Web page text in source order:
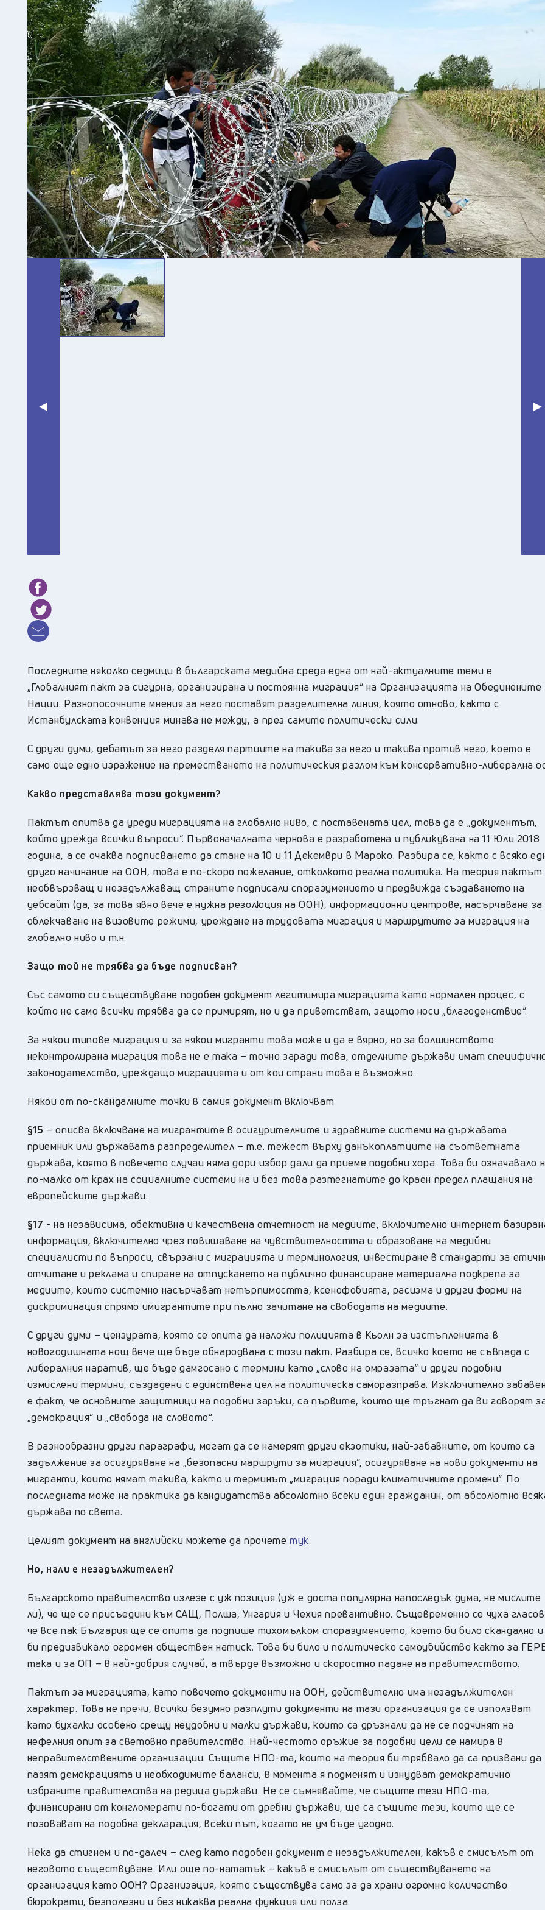
27
Разград, 26°C
Русе, 27°C
Силистра, 27°C
Сливен, 25°C
Смолян, 20°C
София, 23°C
Стара Загора, 25°C
Търговище, 26°C
Хасково 24°C
Шумен, 26°C
Ямбол, 26°C
Последните няколко седмици в българската медийна среда една от най-актуалните теми е
„Глобалният пакт за сигурна, организирана и постоянна миграция“ на Организацията на Обединените
Нации. Разнопосочните мнения за него поставят разделителна линия, която отново, както с
Истанбулската конвенция минава не между, а през самите политически сили.
С други думи, дебатът за него разделя партиите на такива за него и такива против него, което е
само още едно изражение на преместването на политическия разлом към консервативно-либерална
Какво представлява този документ?
Пактът опитва да уреди миграцията на глобално ниво, с поставената цел, това да е „документът,
който урежда всички въпроси“. Първоначалната чернова е разработена и публикувана на 11 Юли 2018
година, а се очаква подписването да стане на 10 и 11 Декември в Мароко. Разбира се, както с всяко
друго начинание на ООН, това е по-скоро пожелание, отколкото реална политика. На теория пактът
необвързващ и незадължаващ страните подписали споразумението и предвижда създаването на
уебсайт (да, за това явно вече е нужна резолюция на ООН), информационни центрове, насърчаване за
облекчаване на визовите режими, уреждане на трудовата миграция и маршрутите за миграция на
глобално ниво и т.н.
Защо той не трябва да бъде подписван?
Със самото си съществуване подобен документ легитимира миграцията като нормален процес, с
който не само всички трябва да се примирят, но и да приветстват, защото носи „благоденствие“.
За някои типове миграция и за някои мигранти това може и да е вярно, но за болшинството
неконтролирана миграция това не е така – точно заради това, отделните държави имат
законодателство, уреждащо миграцията и от кои страни това е възможно.
Някои от по-скандалните точки в самия документ включват
§15 – описва включване на мигрантите в осигурителните и здравните системи на държавата
приемник или държавата разпределител – т.е. тежест върху данъкоплатците на съответната
държава, която в повечето случаи няма дори избор дали да приеме подобни хора. Това би означавало
по-малко от крах на социалните системи на и без това разтегнатите до краен предел плащания на
европейските държави.
§17 - на независима, обективна и качествена отчетност на медиите, включително интернет
информация, включително чрез повишаване на чувствителността и образоване на медийни
специалисти по въпроси, свързани с миграцията и терминология, инвестиране в стандарти за
отчитане и реклама и спиране на отпускането на публично финансиране материална подкрепа за
медиите, които системно насърчават нетърпимостта, ксенофобията, расизма и други форми на
дискриминация спрямо имигрантите при пълно зачитане на свободата на медиите.
С други думи – цензурата, която се опита да наложи полицията в Кьолн за изстъпленията в
новогодишната нощ вече ще бъде обнародвана с този пакт. Разбира се, всичко което не съвпада с
либералния наратив, ще бъде дамгосано с термини като „слово на омразата“ и други подобни
измислени термини, създадени с единствена цел на политическа саморазправа. Изключително
е факт, че основните защитници на подобни заръки, са първите, които ще тръгнат да ви говорят
„демокрация“ и „свобода на словото“.
В разнообразни други параграфи, могат да се намерят други екзотики, най-забавните, от които са
задължение за осигуряване на „безопасни маршрути за миграция“, осигуряване на нови документи на
мигранти, които нямат такива, както и терминът „миграция поради климатичните промени“. По
последната може на практика да кандидатства абсолютно всеки един гражданин, от абсолютно
държава по света.
Целият документ на английски можете да прочететук.
Но, нали е незадължителен?
Българското правителство излезе с уж позиция (уж е доста популярна напоследък дума, не мислите
ли), че ще се присъедини към САЩ, Полша, Унгария и Чехия превантивно. Същевременно се чуха
че все пак България ще се опита да подпише тихомълком споразумението, което би било скандално и
би предизвикало огромен обществен натиск. Това би било и политическо самоубийство както за
така и за ОП – в най-добрия случай, а твърде възможно и скоростно падане на правителството.
Пактът за миграцията, като повечето документи на ООН, действително има незадължителен
характер. Това не пречи, всички безумно разплути документи на тази организация да се използват
като бухалки особено срещу неудобни и малки държави, които са дръзнали да не се подчинят на
нефелния опит за световно правителство. Най-честото оръжие за подобни цели се намира в
неправителствените организации. Същите НПО-та, които на теория би трябвало да са призвани да
пазят демокрацията и необходимите баланси, в момента я подменят и изнудват демократично
избраните правителства на редица държави. Не се съмнявайте, че същите тези НПО-та,
финансирани от конгломерати по-богати от дребни държави, ще са същите тези, които ще се
позовават на подобна декларация, всеки път, когато не ум бъде угодно.
Нека да стигнем и по-далеч – след като подобен документ е незадължителен, какъв е смисълът от
неговото съществуване. Или още по-нататък – какъв е смисълът от съществуването на
организация като ООН? Организация, която съществува само за да храни огромно количество
бюрократи, безполезни и без никаква реална функция или полза.